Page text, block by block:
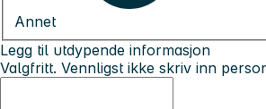
Annet
Legg til utdypende informasjon
Valgfritt. Vennligst ikke skriv inn